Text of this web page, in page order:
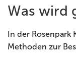
Was wird
In der Rosenpark
Methoden zur